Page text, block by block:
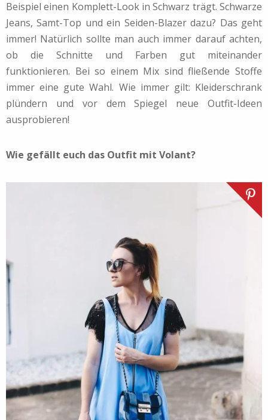
Beispiel einen Komplett-Look in Schwarz trägt. Schwarze
Jeans, Samt-Top und ein Seiden-Blazer dazu? Das geht
immer! Natürlich sollte man auch immer darauf achten,
ob die Schnitte und Farben gut miteinander
funktionieren. Bei so einem Mix sind fließende Stoffe
immer eine gute Wahl. Wie immer gilt: Kleiderschrank
plündern und vor dem Spiegel neue Outfit-Ideen
ausprobieren!
Wie gefällt euch das Outfit mit Volant?